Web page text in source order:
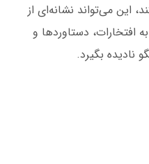
می‌تواند نشانه‌ای از
دستاوردها و
نادیده بگیرد.